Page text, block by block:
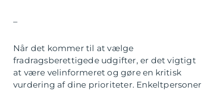
–
Når det kommer til at vælge
fradragsberettigede udgifter, er det vigtigt
at være velinformeret og gøre en kritisk
vurdering af dine prioriteter. Enkeltpersoner